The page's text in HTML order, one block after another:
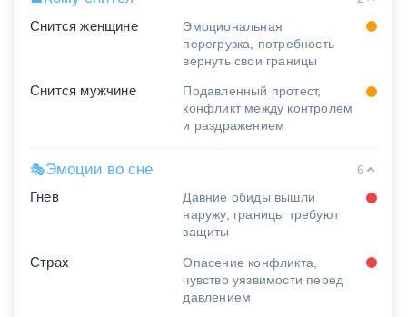
Снится женщине
Эмоциональная
перегрузка, потребность
вернуть свои границы
Снится мужчине
Подавленный протест,
конфликт между контролем
и раздражением
🎭Эмоции во сне
6
Гнев
Давние обиды вышли
наружу, границы требуют
защиты
Страх
Опасение конфликта,
чувство уязвимости перед
давлением